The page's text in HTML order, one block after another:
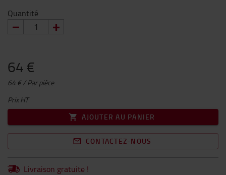
Quantité
64 €
64 € / Par pièce
Prix HT
AJOUTER AU PANIER
CONTACTEZ-NOUS
Livraison gratuite !